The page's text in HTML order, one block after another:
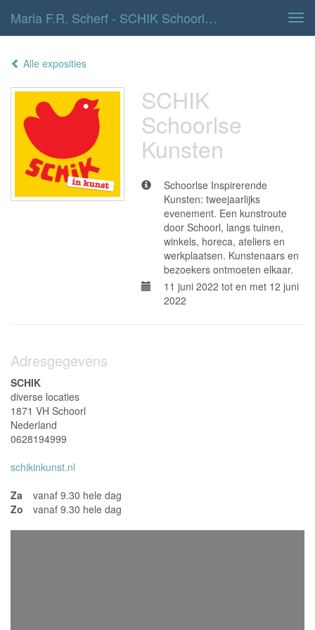
Maria F.r. Scherf - SCHIK Schoorlse Kunsten
Alle exposities
SCHIK
Schoorlse
Kunsten
Schoorlse Inspirerende
Kunsten: tweejaarlijks
evenement. Een kunstroute
door Schoorl, langs tuinen,
winkels, horeca, ateliers en
werkplaatsen. Kunstenaars en
bezoekers ontmoeten elkaar.
11 juni 2022 tot en met 12 juni
2022
Adresgegevens
SCHIK
diverse locaties
1871 VH Schoorl
Nederland
0628194999
schikinkunst.nl
Za
vanaf 9.30 hele dag
Zo
vanaf 9.30 hele dag